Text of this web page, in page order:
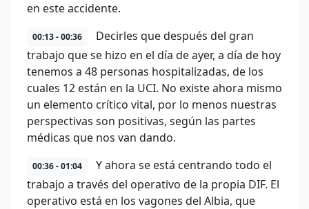
en este accidente.
00:13 - 00:36
Decirles que después del gran
trabajo que se hizo en el día de ayer, a día de hoy
tenemos a 48 personas hospitalizadas, de los
cuales 12 están en la UCI. No existe ahora mismo
un elemento crítico vital, por lo menos nuestras
perspectivas son positivas, según las partes
médicas que nos van dando.
00:36 - 01:04
Y ahora se está centrando todo el
trabajo a través del operativo de la propia DIF. El
operativo está en los vagones del Albia, que